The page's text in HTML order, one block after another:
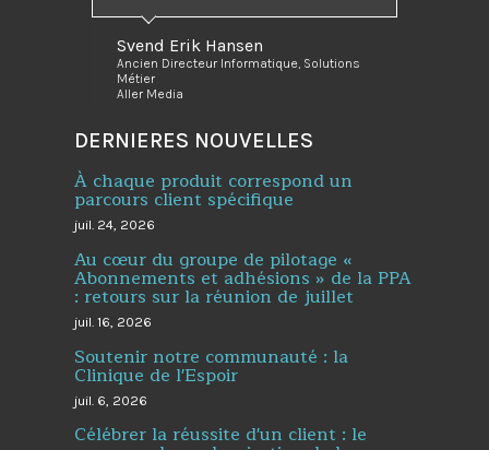
Svend Erik Hansen
Ancien Directeur Informatique, Solutions
Métier
Aller Media
DERNIERES NOUVELLES
À chaque produit correspond un
parcours client spécifique
juil. 24, 2026
Au cœur du groupe de pilotage «
Abonnements et adhésions » de la PPA
: retours sur la réunion de juillet
juil. 16, 2026
Soutenir notre communauté : la
Clinique de l'Espoir
juil. 6, 2026
Célébrer la réussite d'un client : le